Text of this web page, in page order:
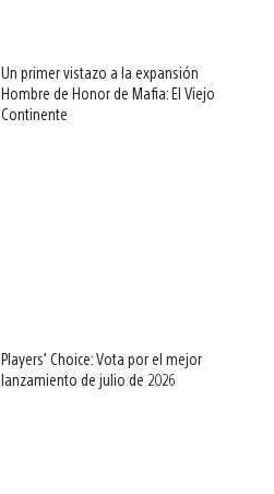
Un primer vistazo a la expansión
Hombre de Honor de Mafia: El Viejo
Continente
Players’ Choice: Vota por el mejor
lanzamiento de julio de 2026